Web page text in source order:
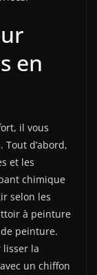
en
il vous
d’abord,
et les
chimique
selon les
à peinture
peinture.
la
un chiffon